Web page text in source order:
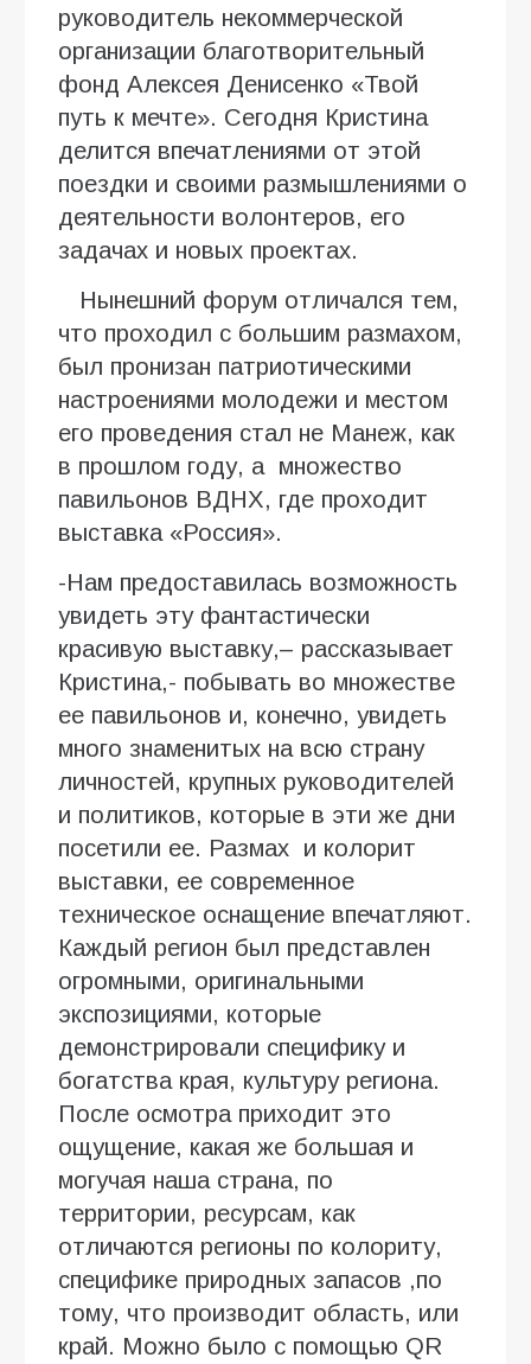
руководитель некоммерческой
организации благотворительный
фонд Алексея Денисенко «Твой
путь к мечте». Сегодня Кристина
делится впечатлениями от этой
поездки и своими размышлениями о
деятельности волонтеров, его
задачах и новых проектах.
Нынешний форум отличался тем,
что проходил с большим размахом,
был пронизан патриотическими
настроениями молодежи и местом
его проведения стал не Манеж, как
в прошлом году, а множество
павильонов ВДНХ, где проходит
выставка «Россия».
-Нам предоставилась возможность
увидеть эту фантастически
красивую выставку,– рассказывает
Кристина,- побывать во множестве
ее павильонов и, конечно, увидеть
много знаменитых на всю страну
личностей, крупных руководителей
и политиков, которые в эти же дни
посетили ее. Размах и колорит
выставки, ее современное
техническое оснащение впечатляют.
Каждый регион был представлен
огромными, оригинальными
экспозициями, которые
демонстрировали специфику и
богатства края, культуру региона.
После осмотра приходит это
ощущение, какая же большая и
могучая наша страна, по
территории, ресурсам, как
отличаются регионы по колориту,
специфике природных запасов ,по
тому, что производит область, или
край. Можно было с помощью QR